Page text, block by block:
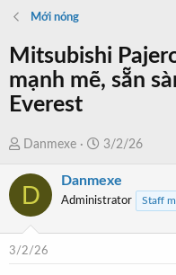
Mới nóng
Mitsubishi
mạnh mẽ, sẵn
Everest
T
r
e
d
Danmexe
N
à
y
3/2/26
D Danmexe
Administrator Staff
3/2/26